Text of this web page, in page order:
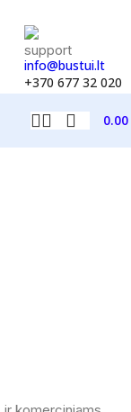
info@bustui.lt
+370 677 32 020
0.00